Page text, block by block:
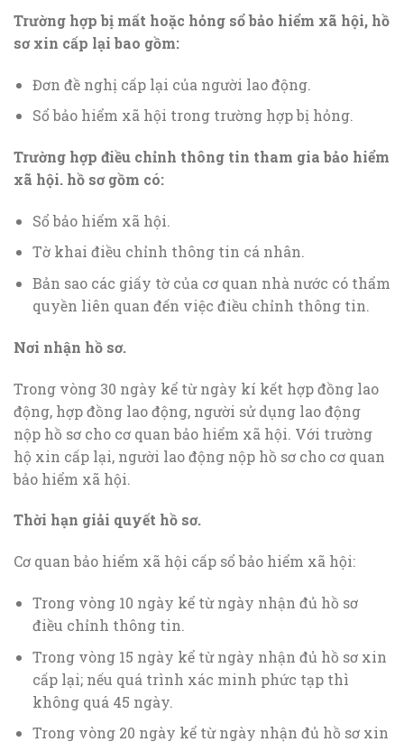
Trường hợp bị mất hoặc hỏng sổ bảo hiểm xã hội, hồ
sơ xin cấp lại bao gồm:
Đơn đề nghị cấp lại của người lao động.
Sổ bảo hiểm xã hội trong trường hợp bị hỏng.
Trường hợp điều chỉnh thông tin tham gia bảo hiểm
xã hội. hồ sơ gồm có:
Sổ bảo hiểm xã hội.
Tờ khai điều chỉnh thông tin cá nhân.
Bản sao các giấy tờ của cơ quan nhà nước có thẩm
quyền liên quan đến việc điều chỉnh thông tin.
Nơi nhận hồ sơ.
Trong vòng 30 ngày kể từ ngày kí kết hợp đồng lao
động, hợp đồng lao động, người sử dụng lao động
nộp hồ sơ cho cơ quan bảo hiểm xã hội. Với trường
hộ xin cấp lại, người lao động nộp hồ sơ cho cơ quan
bảo hiểm xã hội.
Thời hạn giải quyết hồ sơ.
Cơ quan bảo hiểm xã hội cấp sổ bảo hiểm xã hội:
Trong vòng 10 ngày kể từ ngày nhận đủ hồ sơ
điều chỉnh thông tin.
Trong vòng 15 ngày kể từ ngày nhận đủ hồ sơ xin
cấp lại; nếu quá trình xác minh phức tạp thì
không quá 45 ngày.
Trong vòng 20 ngày kể từ ngày nhận đủ hồ sơ xin